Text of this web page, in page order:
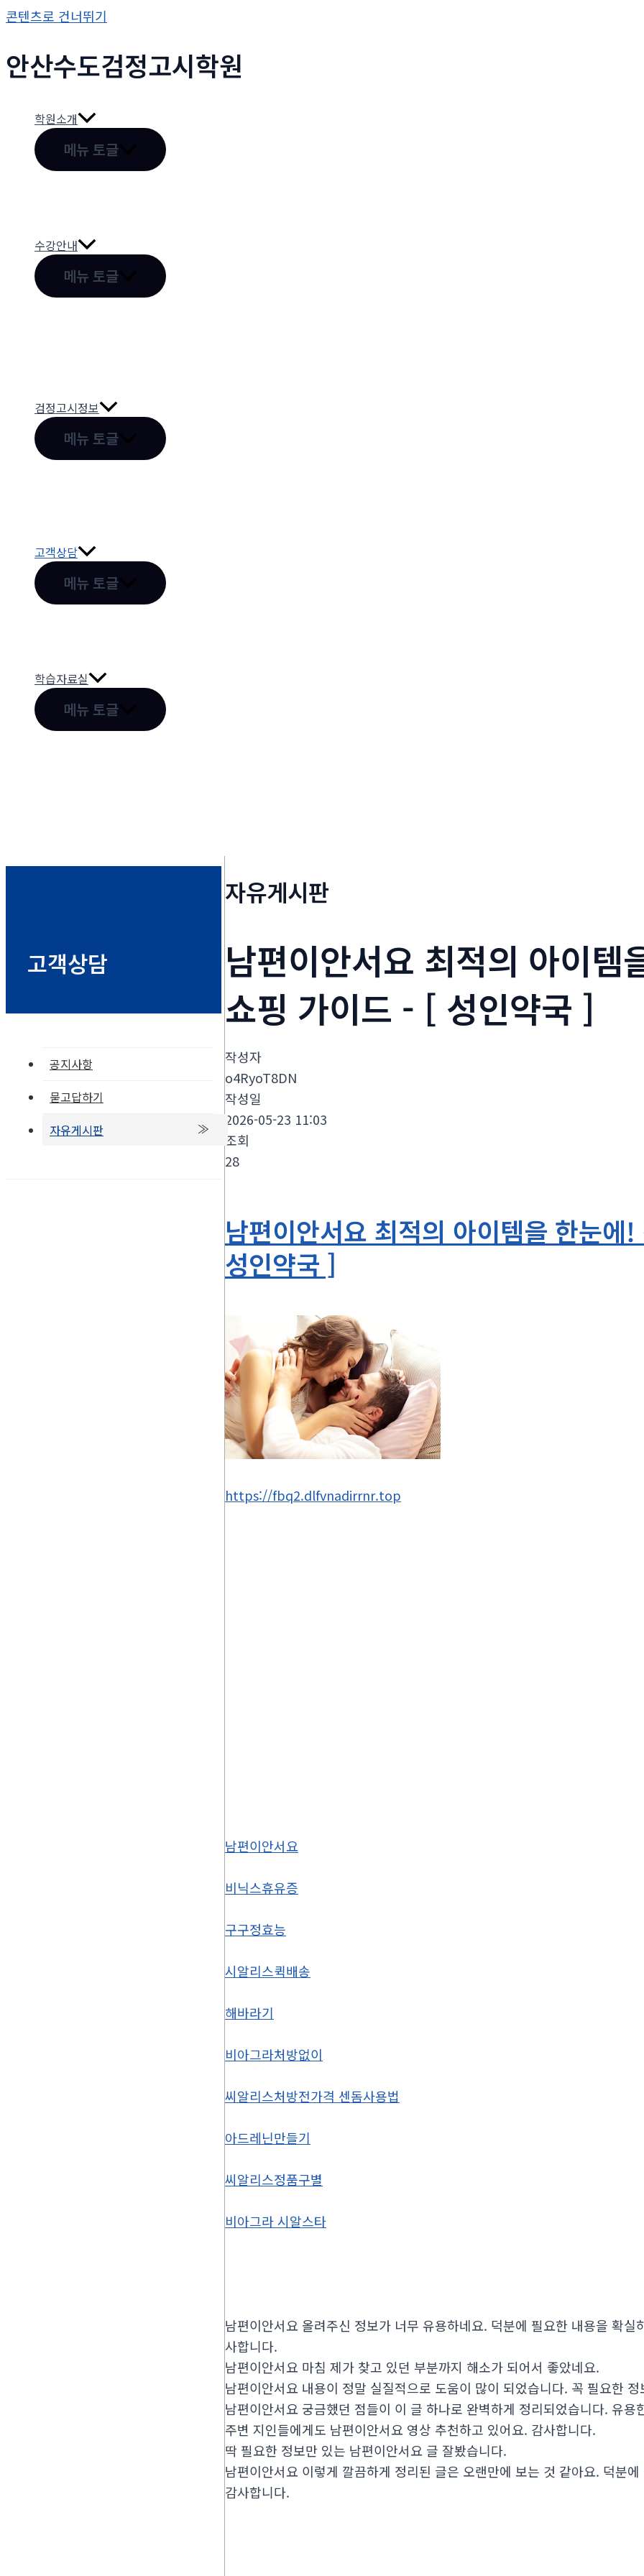
콘텐츠로 건너뛰기
안산수도검정고시학원
학원소개
메뉴 토글
수강안내
메뉴 토글
검정고시정보
메뉴 토글
고객상담
메뉴 토글
학습자료실
메뉴 토글
고객상담
공지사항
묻고답하기
자유게시판
자유게시판
남편이안서요 최적의 아이템
쇼핑 가이드 - [ 성인약국 ]
작성자
o4RyoT8DN
작성일
2026-05-23 11:03
조회
28
남편이안서요 최적의 아이템을 한눈
성인약국 ]
https://fbq2.dlfvnadirrnr.top
남편이안서요
비닉스휴유증
구구정효능
시알리스퀵배송
해바라기
비아그라처방없이
씨알리스처방전가격 센돔사용법
아드레닌만들기
씨알리스정품구별
비아그라 시알스타
남편이안서요 올려주신 정보가 너무 유용하네요. 덕분에 필요한 내용을 확
사합니다.
남편이안서요 마침 제가 찾고 있던 부분까지 해소가 되어서 좋았네요.
남편이안서요 내용이 정말 실질적으로 도움이 많이 되었습니다. 꼭 필요한
남편이안서요 궁금했던 점들이 이 글 하나로 완벽하게 정리되었습니다. 유
주변 지인들에게도 남편이안서요 영상 추천하고 있어요. 감사합니다.
딱 필요한 정보만 있는 남편이안서요 글 잘봤습니다.
남편이안서요 이렇게 깔끔하게 정리된 글은 오랜만에 보는 것 같아요. 덕분
감사합니다.